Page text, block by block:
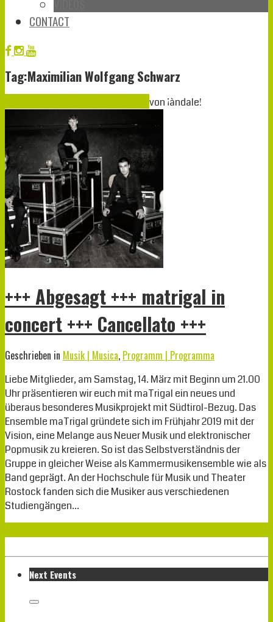
CONTACT
Tag:Maximilian Wolfgang Schwarz
von ¡àndale!
+++ Abgesagt +++ matrigal in
concert +++ Cancellato +++
Geschrieben in Musik | Musica, Programm | Programma
Liebe Mitglieder, am Samstag, 14. März mit Beginn um 21.00
Uhr präsentieren wir euch mit maTrigal ein neues und
überaus besonderes Musikprojekt mit Südtirol-Bezug. Das
Ensemble maTrigal gründete sich im Frühjahr 2019 mit der
Vision, eine Melange aus Neuer Musik und elektronischer
Popmusik zu kreieren. So ist das Selbstverständnis der
Gruppe in gleicher Weise als Kammermusikensemble wie als
Band geprägt. An der Hochschule für Musik und Theater
Rostock fanden sich die Musiker aus verschiedenen
Studiengängen…
Next Events